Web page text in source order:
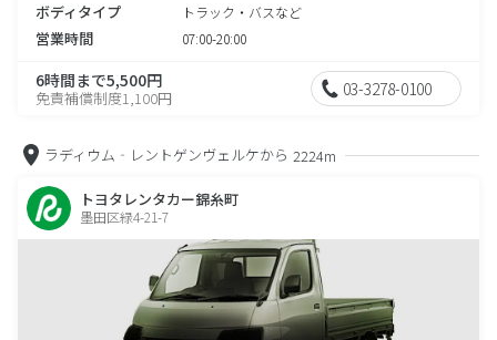
ボディタイプ トラック・バスなど
営業時間 07:00-20:00
6時間まで5,500円
免責補償制度1,100円 03-3278-0100
ラディウム‐レントゲンヴェルケから 2224m
トヨタレンタカー錦糸町
墨田区緑4-21-7